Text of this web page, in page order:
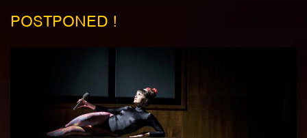
POSTPONED !